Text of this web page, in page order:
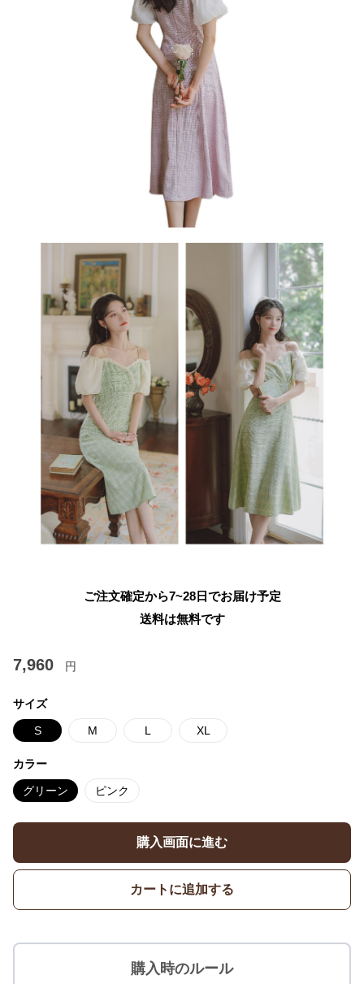
ご注文確定から7~28日でお届け予定
送料は無料です
7,960 円
サイズ
S M L XL
カラー
グリーン ピンク
購入画面に進む
カートに追加する
購入時のルール